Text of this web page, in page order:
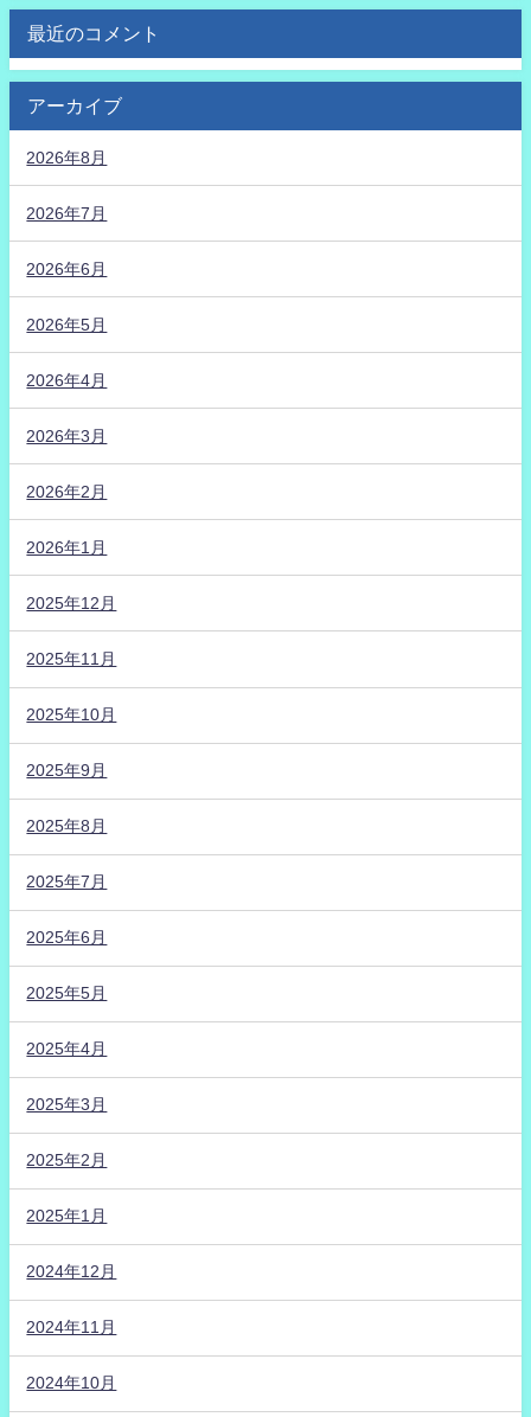
最近のコメント
アーカイブ
2026年8月
2026年7月
2026年6月
2026年5月
2026年4月
2026年3月
2026年2月
2026年1月
2025年12月
2025年11月
2025年10月
2025年9月
2025年8月
2025年7月
2025年6月
2025年5月
2025年4月
2025年3月
2025年2月
2025年1月
2024年12月
2024年11月
2024年10月